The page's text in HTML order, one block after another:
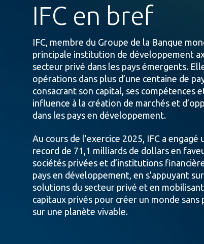
IFC en bref
IFC, membre du Groupe de la Banque
principale institution de développement
secteur privé dans les pays émergents.
opérations dans plus d’une centaine de
consacrant son capital, ses compétences
influence à la création de marchés et
dans les pays en développement.
Au cours de l’exercice 2025, IFC a
record de 71,1 milliards de dollars en
sociétés privées et d’institutions
pays en développement, en s'appuyant
solutions du secteur privé et en
capitaux privés pour créer un monde sans
sur une planète vivable.